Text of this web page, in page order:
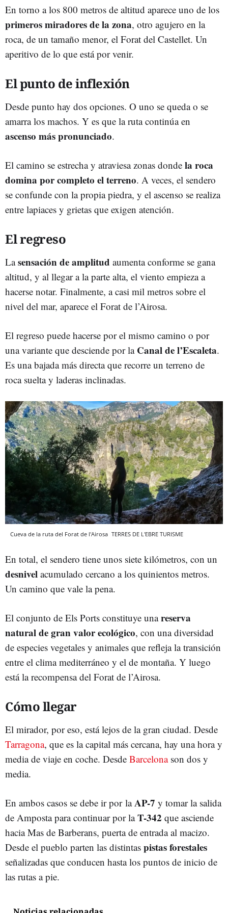
En torno a los 800 metros de altitud aparece uno de los
primeros miradores de la zona, otro agujero en la
roca, de un tamaño menor, el Forat del Castellet. Un
aperitivo de lo que está por venir.
El punto de inflexión
Desde punto hay dos opciones. O uno se queda o se
amarra los machos. Y es que la ruta continúa en
ascenso más pronunciado.
El camino se estrecha y atraviesa zonas donde la roca
domina por completo el terreno. A veces, el sendero
se confunde con la propia piedra, y el ascenso se realiza
entre lapiaces y grietas que exigen atención.
El regreso
Lasensación de amplitud aumenta conforme se gana
altitud, y al llegar a la parte alta, el viento empieza a
hacerse notar. Finalmente, a casi mil metros sobre el
nivel del mar, aparece el Forat de l’Airosa.
El regreso puede hacerse por el mismo camino o por
una variante que desciende por laCanal de l’Escaleta.
Es una bajada más directa que recorre un terreno de
roca suelta y laderas inclinadas.
Cueva de la ruta del Forat de l'Airosa TERRES DE L'EBRE TURISME
En total, el sendero tiene unos siete kilómetros, con un
desnivel acumulado cercano a los quinientos metros.
Un camino que vale la pena.
El conjunto de Els Ports constituye unareserva
natural de gran valor ecológico, con una diversidad
de especies vegetales y animales que refleja la transición
entre el clima mediterráneo y el de montaña. Y luego
está la recompensa del Forat de l’Airosa.
Cómo llegar
El mirador, por eso, está lejos de la gran ciudad. Desde
Tarragona, que es la capital más cercana, hay una hora y
media de viaje en coche. Desde Barcelonason dos y
media.
En ambos casos se debe ir por laAP-7 y tomar la salida
de Amposta para continuar por laT-342 que asciende
hacia Mas de Barberans, puerta de entrada al macizo.
Desde el pueblo parten las distintas pistas forestales
señalizadas que conducen hasta los puntos de inicio de
las rutas a pie.